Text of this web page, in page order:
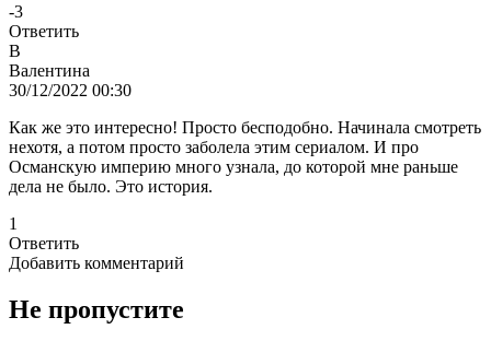
-3
Ответить
В
Валентина
30/12/2022 00:30
Как же это интересно! Просто бесподобно. Начинала смотреть
нехотя, а потом просто заболела этим сериалом. И про
Османскую империю много узнала, до которой мне раньше
дела не было. Это история.
1
Ответить
Добавить комментарий
Не пропустите